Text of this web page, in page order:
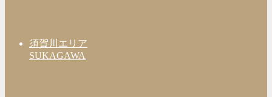
須賀川エリア
SUKAGAWA